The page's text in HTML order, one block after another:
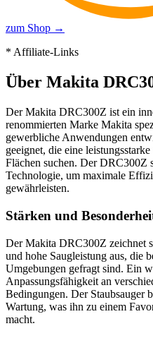
zum Shop →
* Affiliate-Links
Über Makita
Der Makita DRC300Z ist ein
renommierten Marke Makita
gewerbliche Anwendungen
geeignet, die eine
Flächen suchen. Der DRC300Z
Technologie, um maximale
gewährleisten.
Stärken und
Der Makita DRC300Z zeichnet
und hohe Saugleistung aus, die
Umgebungen gefragt sind. Ein
Anpassungsfähigkeit an
Bedingungen. Der Staubsauger
Wartung, was ihn zu einem
macht.